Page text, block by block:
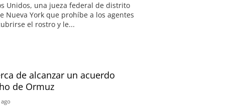
Unidos, una jueza federal de distrito
Nueva York que prohíbe a los agentes
el rostro y le...
de alcanzar un acuerdo
de Ormuz